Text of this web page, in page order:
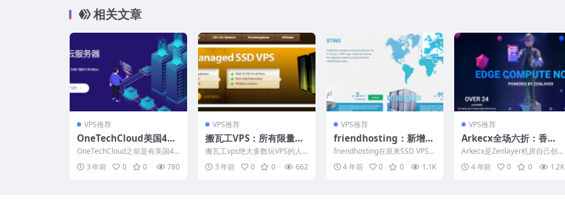
相关文章
VPS推荐
OneTechCloud美国483
7双ISP原生IP VPS上
线，纯净IP解锁TikTok
等，支持支付宝
OneTechCloud之前是有美国48
37线路VPS的，OneTechClou...
3 年前 0 0 780
VPS推荐
搬瓦工VPS：所有限量款
VPS收集，补货专用通知
贴
搬瓦工vps绝大多数玩VPS的人
应该是已经很熟悉了，主打面向
中国大陆优化网络的V...
3 年前 0 0 662
VPS推荐
friendhosting：新增大
硬盘VPS/不限流量，4.5
折优惠，€7.6/半年，512
M内存/1核/100g硬盘
friendhosting在原来SSD VPS的
基础上新增了HDD系列的大硬
盘V...4 年前 0 0 1.1K
VPS推荐
Arkecx全场六折：香港/
新加坡/日本/美国/欧洲等
24机房，72美元/年起，
支持支付宝/银联/Paypal
Arkecx是Zenlayer机房自己创
建的品牌，搬瓦工的CN2 GIA服
务器就...
4 年前 0 0 1.2K